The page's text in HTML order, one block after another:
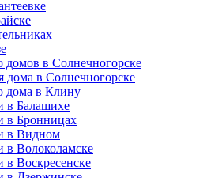
домов в Солнечногорске
дома в Солнечногорске
дома в Клину
в Балашихе
в Бронницах
в Видном
в Волоколамске
в Воскресенске